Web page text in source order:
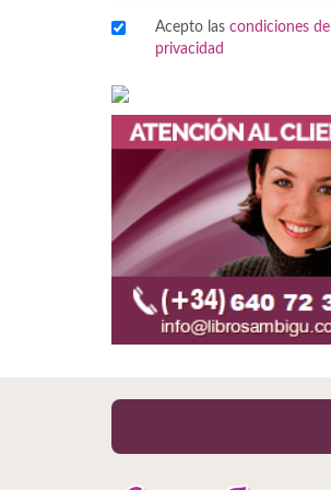
Acepto las condiciones de
privacidad